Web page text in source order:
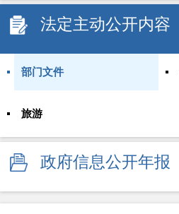
法定主动公开内容
部门文件
旅游
政府信息公开年报